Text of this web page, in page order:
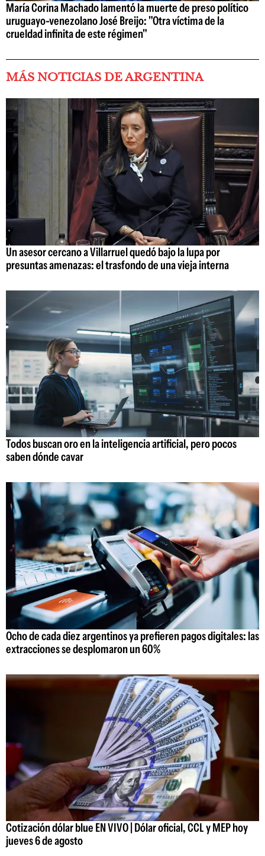
María Corina Machado lamentó la muerte de preso político
uruguayo-venezolano José Breijo: "Otra víctima de la
crueldad infinita de este régimen"
MÁS NOTICIAS DE ARGENTINA
Un asesor cercano a Villarruel quedó bajo la lupa por
presuntas amenazas: el trasfondo de una vieja interna
Todos buscan oro en la inteligencia artificial, pero pocos
saben dónde cavar
Ocho de cada diez argentinos ya prefieren pagos digitales: las
extracciones se desplomaron un 60%
Cotización dólar blue EN VIVO | Dólar oficial, CCL y MEP hoy
jueves 6 de agosto